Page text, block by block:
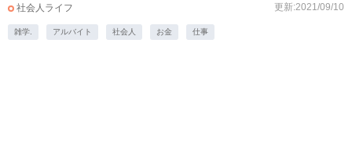
社会人ライフ 更新:2021/09/10
雑学. アルバイト 社会人 お金 仕事